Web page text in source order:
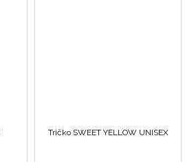
Tričko SWEET YELLOW UNISEX